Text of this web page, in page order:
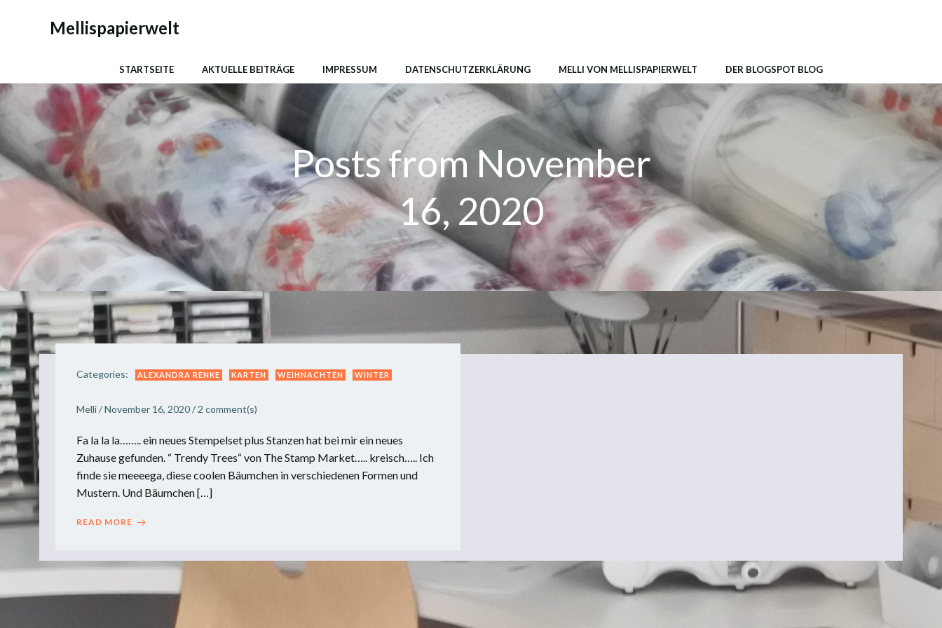
Mellispapierwelt
STARTSEITE AKTUELLE BEITRÄGE IMPRESSUM DATENSCHUTZERKLÄRUNG MELLI VON MELLISPAPIERWELT DER BLOGSPOT BLOG
Posts from November
16, 2020
Categories: ALEXANDRA RENKE KARTEN WEIHNACHTEN WINTER
Melli/November 16, 2020/ 2 comment(s)
Fa la la la…….. ein neues Stempelset plus Stanzen hat bei mir ein neues
Zuhause gefunden. “ Trendy Trees“ von The Stamp Market….. kreisch….. Ich
finde sie meeeega, diese coolen Bäumchen in verschiedenen Formen und
Mustern. Und Bäumchen […]
READ MORE